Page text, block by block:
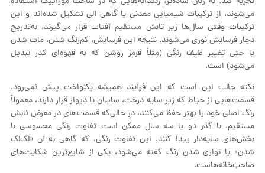
می‌شوند، از ترکیبات شیمیایی معدنی یا گاهی آلی تشکیل شده‌اند و این
ترکیبات وقتی سال‌ها زیر تابش مستقیم آفتاب قرار می‌گیرند، به‌تدریج
دچار فرسایش نوری می‌شوند. نتیجه این فرسایش، کم‌رنگ شدن، مات شدن
یا حتی تغییر طیف رنگی (مثلاً قرمز روشن که به قهوه‌ای کدر تبدیل
می‌شود) است.
نکته جالب این است که این فرآیند همیشه یکنواخت پیش نمی‌رود.
قسمت‌هایی از حیاط که زیر سایه درخت، سایبان یا دیوار قرار دارند، معمولاً
رنگ اصلی خود را بهتر حفظ می‌کنند، در حالی‌که قسمت‌های در معرض تابش
مستقیم، با گذر دو یا سه سال ممکن است تفاوت رنگی محسوسی با
بخش‌های سایه‌دار پیدا کنند. این تفاوت رنگی، که گاهی به آن «لک‌لک
شدن» یا نواری شدن رنگ گفته می‌شود، یکی از شایع‌ترین شکایت‌های
صاحب‌خانه‌هاست.